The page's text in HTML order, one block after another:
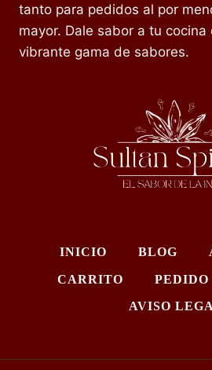
tanto para pedidos al por
mayor. Dale sabor a tu cocina
vibrante gama de sabores.
INICIO BLOG
CARRITO PEDIDO
AVISO